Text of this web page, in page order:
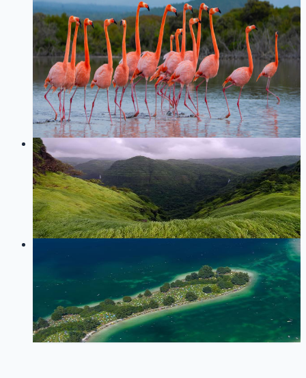
Actions 同步管理多个 Skills 仓库
gitgithubCI/CDAgent Skills npx skillsskills青龙面板
记录如何用 GitHub Actions 自动同步独立的 Skills 仓库到
汇总仓库，解决 Git Submodule 在 npx skills add 场景下的
痛点。
21
0
LOG
2021-05-27
无远端git项目合并
git
157
0
2019-08-19
自动部署
运维git
175
1